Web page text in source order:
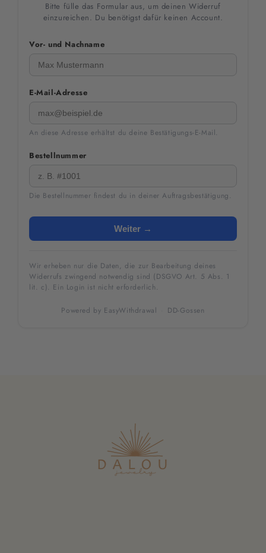
Bitte fülle das Formular aus, um deinen Widerruf
einzureichen. Du benötigst dafür keinen Account.
Vor- und Nachname
E-Mail-Adresse
An diese Adresse erhältst du deine Bestätigungs-E-Mail.
Bestellnummer
Die Bestellnummer findest du in deiner Auftragsbestätigung.
Weiter →
Wir erheben nur die Daten, die zur Bearbeitung deines
Widerrufs zwingend notwendig sind (DSGVO Art. 5 Abs. 1
lit. c). Ein Login ist nicht erforderlich.
Powered by EasyWithdrawal DD-Gossen